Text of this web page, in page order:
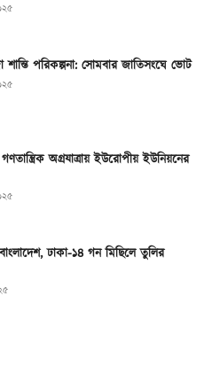
শান্তি পরিকল্পনা: সোমবার জাতিসংঘে ভোট
অগ্রযাত্রায় ইউরোপীয় ইউনিয়নের
ঢাকা-১৪ গন মিছিলে তুলির